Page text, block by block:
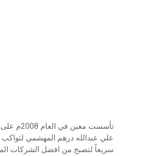
تأسست معين
علي عبدالله درهم المهشمي لتواكب
سريعاً لتصبح من افضل الشركات